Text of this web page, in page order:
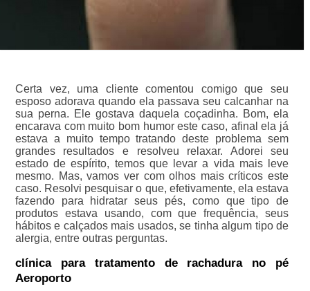
Certa vez, uma cliente comentou comigo que seu
esposo adorava quando ela passava seu calcanhar na
sua perna. Ele gostava daquela coçadinha. Bom, ela
encarava com muito bom humor este caso, afinal ela já
estava a muito tempo tratando deste problema sem
grandes resultados e resolveu relaxar. Adorei seu
estado de espírito, temos que levar a vida mais leve
mesmo. Mas, vamos ver com olhos mais críticos este
caso. Resolvi pesquisar o que, efetivamente, ela estava
fazendo para hidratar seus pés, como que tipo de
produtos estava usando, com que frequência, seus
hábitos e calçados mais usados, se tinha algum tipo de
alergia, entre outras perguntas.
clínica para tratamento de rachadura no pé
Aeroporto